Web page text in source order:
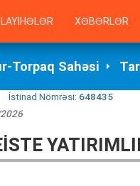
LAYIHƏLƏR XƏBƏRLƏR
Torpaq Sahəsi
İstinad Nömrəsi: 648435